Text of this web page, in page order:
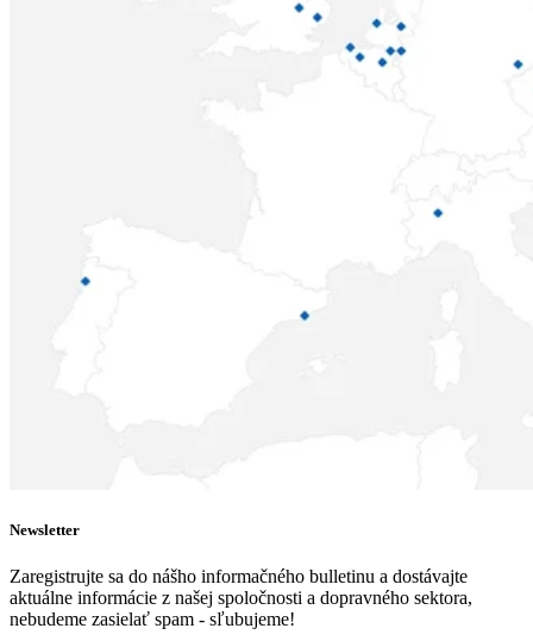
Newsletter
Zaregistrujte sa do nášho informačného bulletinu a dostávajte
aktuálne informácie z našej spoločnosti a dopravného sektora,
nebudeme zasielať spam - sľubujeme!